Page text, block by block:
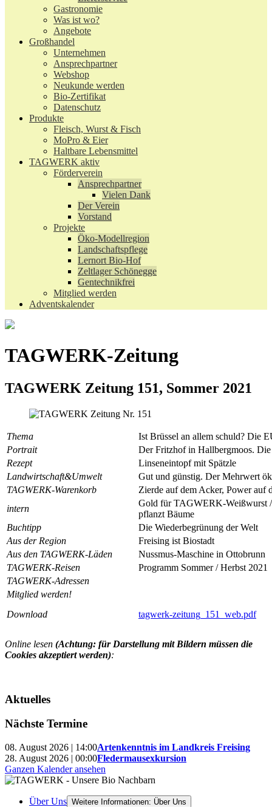
Gastronomie
Was ist wo?
Angebote
Großhandel
Unternehmen
Ansprechpartner
Webshop
Neukunde werden
Bio-Zertifikat
Datenschutz
Produkte
Fleisch, Wurst & Fisch
MoPro & Eier
Haltbare Lebensmittel
TAGWERK aktiv
Förderverein
Ansprechpartner
Vielen Dank
Der Verein
Vorstand
Projekte
Öko-Modellregion
Landschaftspflege
Lernort Bio-Hof
Zeltlager Schönegge
Gentechnikfrei
Mitglied werden
Adventskalender
TAGWERK-Zeitung
TAGWERK Zeitung 151, Sommer 2021
Thema
Ist Brüssel an allem schuld? Die
Portrait
Der Fritzhof in Hallbergmoos.
Rezept
Linseneintopf mit Spätzle
Landwirtschaft&Umwelt
Gut und günstig. Der Mehrwert
TAGWERK-Warenkorb
Zierde auf dem Acker, Power auf
intern
Gold für TAGWERK-Weißwurst
pflanzt Bäume
Buchtipp
Die Wiederbegrünung der Welt
Aus der Region
Freising ist Biostadt
Aus den TAGWERK-Läden
Nussmus-Maschine in Ottobrunn
TAGWERK-Reisen
Programm Sommer / Herbst 2021
TAGWERK-Adressen
Mitglied werden!
Download
tagwerk-zeitung_151_web.pdf
Online lesen (Achtung: für Darstellung mit Bildern müssen die
Cookies akzeptiert werden):
Aktuelles
Nächste Termine
08. August 2026 | 14:00Artenkenntnis im Landkreis Freising
28. August 2026 | 00:00Fledermausexkursion
Ganzen Kalender ansehen
Über Uns Weitere Informationen: Über Uns